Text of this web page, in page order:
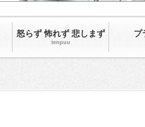
怒らず 怖れず 悲しまず
tenpuu
プ